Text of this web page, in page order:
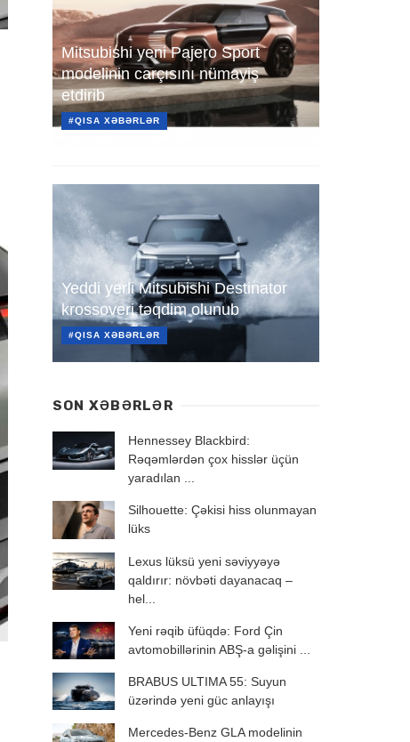
Mitsubishi yeni Pajero Sport
modelinin carçısını nümayiş
etdirib
#QISA XƏBƏRLƏR
Yeddi yerli Mitsubishi Destinator
krossoveri təqdim olunub
#QISA XƏBƏRLƏR
SON XƏBƏRLƏR
Hennessey Blackbird:
Rəqəmlərdən çox hisslər üçün
yaradılan ...
Silhouette: Çəkisi hiss olunmayan
lüks
Lexus lüksü yeni səviyyəyə
qaldırır: növbəti dayanacaq –
hel...
Yeni rəqib üfüqdə: Ford Çin
avtomobillərinin ABŞ-a gəlişini ...
BRABUS ULTIMA 55: Suyun
üzərində yeni güc anlayışı
Mercedes-Benz GLA modelinin